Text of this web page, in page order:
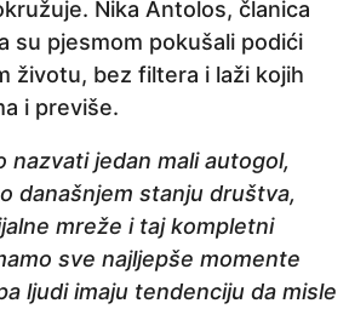
Nika Antolos, članica
su pjesmom pokušali podići
životu, bez filtera i laži kojih
i previše.
nazvati jedan mali autogol,
današnjem stanju društva,
mreže i taj kompletni
sve najljepše momente
ljudi imaju tendenciju da misle